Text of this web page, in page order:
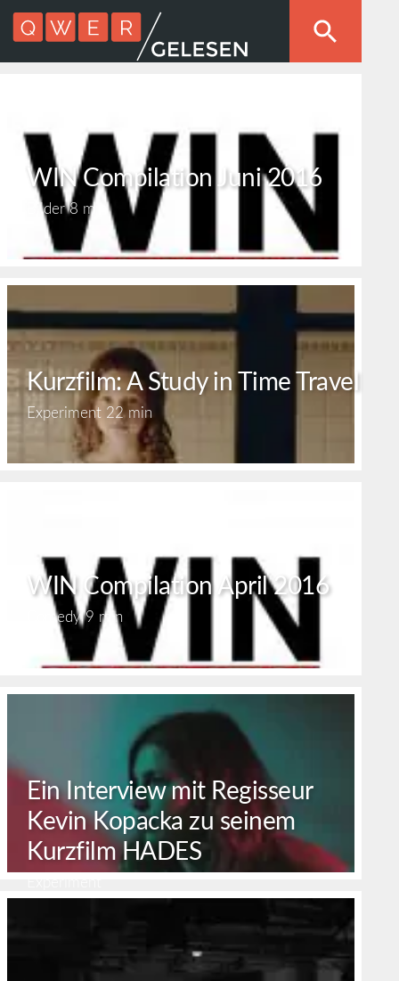
WIN Compilation Juni 2016
Bilder8 min
Kurzfilm: A Study in Time Travel
Experiment 22 min
WIN Compilation April 2016
Comedy9 min
Ein Interview mit Regisseur
Kevin Kopacka zu seinem
Kurzfilm HADES